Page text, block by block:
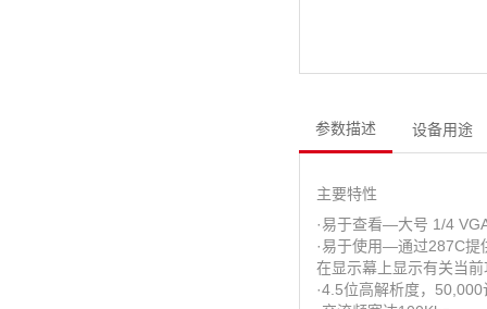
参数描述 设备用途
主要特性
·易于查看—大号 1/4
·易于使用—通过287C提
在显示幕上显示有关当
·4.5位高解析度，